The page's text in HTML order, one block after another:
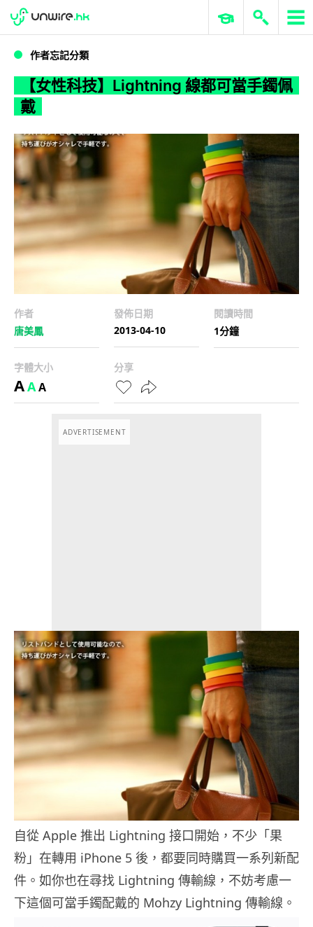
【女性科技】Lightning 線都可當手鐲佩戴
WWDC 2026 ERP 與商業 AI
作者忘記分類
【女性科技】Lightning 線都可當手鐲佩
戴
作者
唐美鳳
發佈日期
2013-04-10
閱讀時間
1分鐘
字體大小
AAA
分享
ADVERTISEMENT
自從 Apple 推出 Lightning 接口開始，不少「果
粉」在轉用 iPhone 5 後，都要同時購買一系列新配
件。如你也在尋找 Lightning 傳輸線，不妨考慮一
下這個可當手鐲配戴的 Mohzy Lightning 傳輸線。